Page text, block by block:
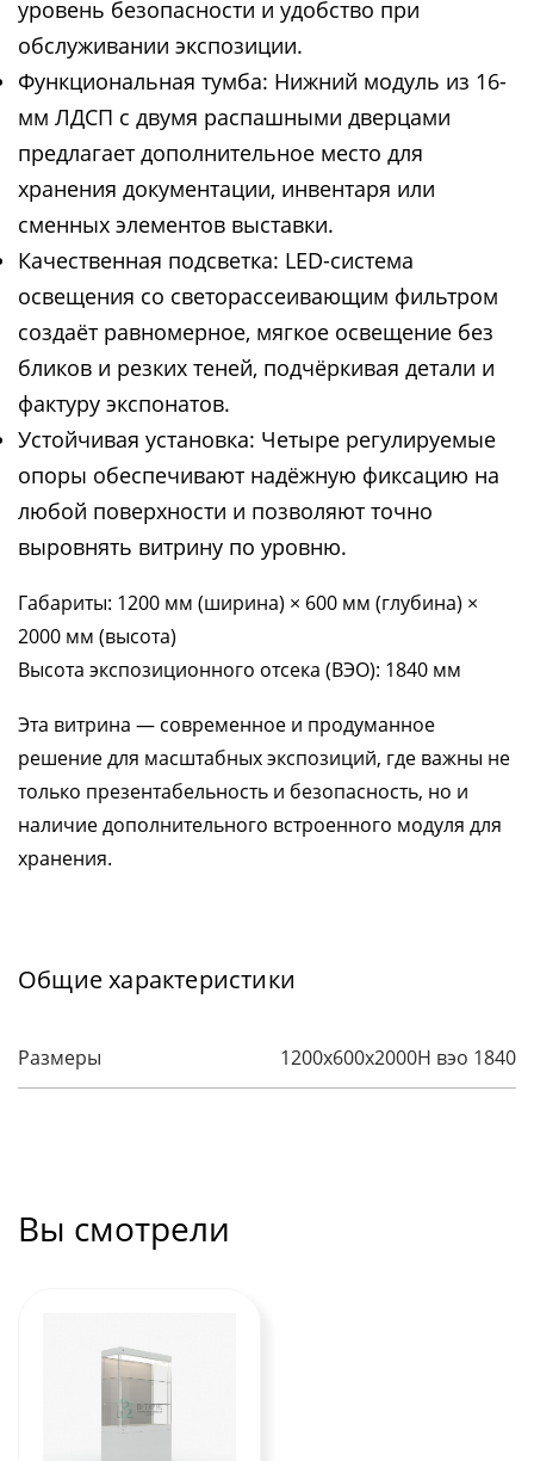
уровень безопасности и удобство при
обслуживании экспозиции.
Функциональная тумба: Нижний модуль из 16-
мм ЛДСП с двумя распашными дверцами
предлагает дополнительное место для
хранения документации, инвентаря или
сменных элементов выставки.
Качественная подсветка: LED-система
освещения со светорассеивающим фильтром
создаёт равномерное, мягкое освещение без
бликов и резких теней, подчёркивая детали и
фактуру экспонатов.
Устойчивая установка: Четыре регулируемые
опоры обеспечивают надёжную фиксацию на
любой поверхности и позволяют точно
выровнять витрину по уровню.
Габариты: 1200 мм (ширина) × 600 мм (глубина) ×
2000 мм (высота)
Высота экспозиционного отсека (ВЭО): 1840 мм
Эта витрина — современное и продуманное
решение для масштабных экспозиций, где важны не
только презентабельность и безопасность, но и
наличие дополнительного встроенного модуля для
хранения.
Общие характеристики
Размеры 1200х600х2000H вэо 1840
Вы смотрели